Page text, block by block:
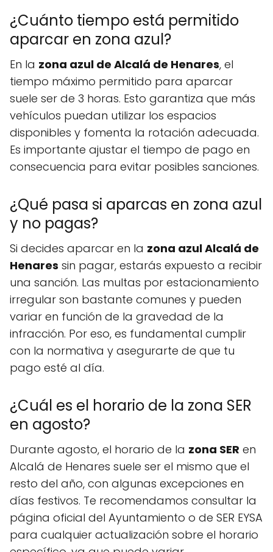
¿Cuánto tiempo está permitido
aparcar en zona azul?
En la zona azul de Alcalá de Henares, el
tiempo máximo permitido para aparcar
suele ser de 3 horas. Esto garantiza que más
vehículos puedan utilizar los espacios
disponibles y fomenta la rotación adecuada.
Es importante ajustar el tiempo de pago en
consecuencia para evitar posibles sanciones.
¿Qué pasa si aparcas en zona azul
y no pagas?
Si decides aparcar en la zona azul Alcalá de
Henares sin pagar, estarás expuesto a recibir
una sanción. Las multas por estacionamiento
irregular son bastante comunes y pueden
variar en función de la gravedad de la
infracción. Por eso, es fundamental cumplir
con la normativa y asegurarte de que tu
pago esté al día.
¿Cuál es el horario de la zona SER
en agosto?
Durante agosto, el horario de la zona SER en
Alcalá de Henares suele ser el mismo que el
resto del año, con algunas excepciones en
días festivos. Te recomendamos consultar la
página oficial del Ayuntamiento o de SER EYSA
para cualquier actualización sobre el horario